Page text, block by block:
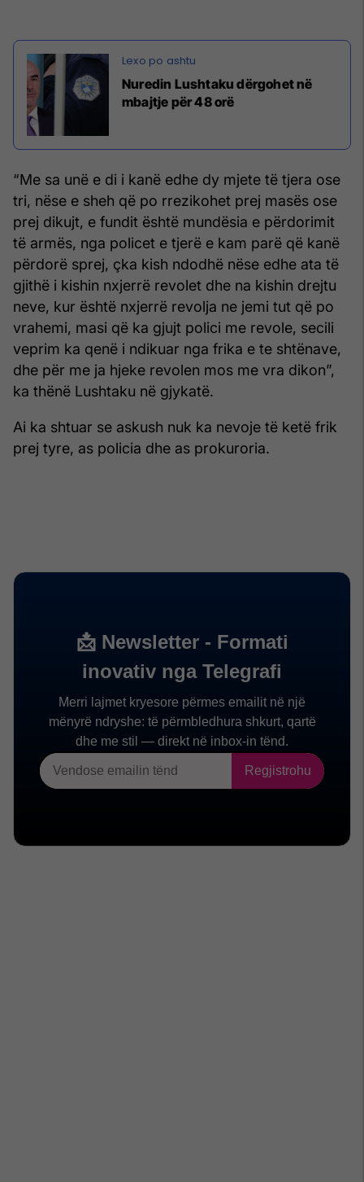
Nuredin Lushtaku dërgohet në
mbajtje për 48 orë
“Me sa unë e di i kanë edhe dy mjete të tjera ose
tri, nëse e sheh që po rrezikohet prej masës ose
prej dikujt, e fundit është mundësia e përdorimit
të armës, nga policet e tjerë e kam parë që kanë
përdorë sprej, çka kish ndodhë nëse edhe ata të
gjithë i kishin nxjerrë revolet dhe na kishin drejtu
neve, kur është nxjerrë revolja ne jemi tut që po
vrahemi, masi që ka gjujt polici me revole, secili
veprim ka qenë i ndikuar nga frika e te shtënave,
dhe për me ja hjeke revolen mos me vra dikon”,
ka thënë Lushtaku në gjykatë.
Ai ka shtuar se askush nuk ka nevoje të ketë frik
prej tyre, as policia dhe as prokuroria.